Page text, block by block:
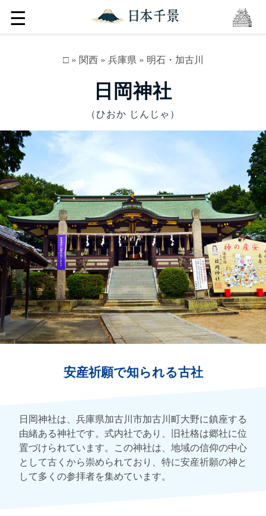
☰
□» 関西» 兵庫県» 明石・加古川
日岡神社
（ひおか じんじゃ）
安産祈願で知られる古社
日岡神社は、兵庫県加古川市加古川町大野に鎮座する
由緒ある神社です。式内社であり、旧社格は郷社に位
置づけられています。この神社は、地域の信仰の中心
として古くから崇められており、特に安産祈願の神と
して多くの参拝者を集めています。